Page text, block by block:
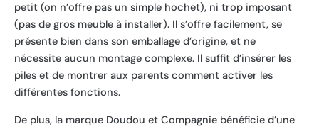
petit (on n’offre pas un simple hochet), ni trop imposant
(pas de gros meuble à installer). Il s’offre facilement, se
présente bien dans son emballage d’origine, et ne
nécessite aucun montage complexe. Il suffit d’insérer les
piles et de montrer aux parents comment activer les
différentes fonctions.
De plus, la marque Doudou et Compagnie bénéficie d’une